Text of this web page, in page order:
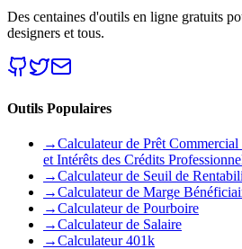
Des centaines d'outils en ligne gratuits
designers et tous.
Outils Populaires
→Calculateur de Prêt
et Intérêts des Crédits
→Calculateur de Seuil de
→Calculateur de Marge
→Calculateur de Pourboire
→Calculateur de Salaire
→Calculateur 401k